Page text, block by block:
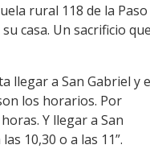
rural 118 de la Paso
casa. Un sacrificio
llegar a San Gabriel y
los horarios. Por
Y llegar a San
10,30 o a las 11”.